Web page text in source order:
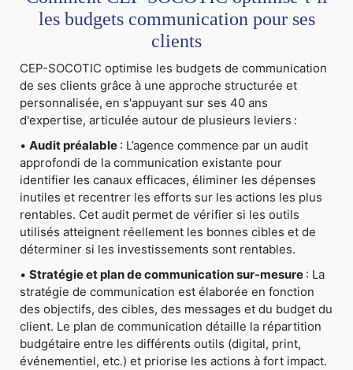
les budgets communication pour ses
clients
CEP-SOCOTIC optimise les budgets de communication
de ses clients grâce à une approche structurée et
personnalisée, en s'appuyant sur ses 40 ans
d'expertise, articulée autour de plusieurs leviers :
• Audit préalable : L’agence commence par un audit
approfondi de la communication existante pour
identifier les canaux efficaces, éliminer les dépenses
inutiles et recentrer les efforts sur les actions les plus
rentables. Cet audit permet de vérifier si les outils
utilisés atteignent réellement les bonnes cibles et de
déterminer si les investissements sont rentables.
• Stratégie et plan de communication sur-mesure : La
stratégie de communication est élaborée en fonction
des objectifs, des cibles, des messages et du budget du
client. Le plan de communication détaille la répartition
budgétaire entre les différents outils (digital, print,
événementiel, etc.) et priorise les actions à fort impact.